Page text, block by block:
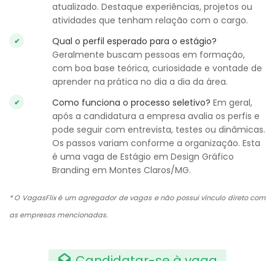
atualizado. Destaque experiências, projetos ou
atividades que tenham relação com o cargo.
Qual o perfil esperado para o estágio?
Geralmente buscam pessoas em formação,
com boa base teórica, curiosidade e vontade de
aprender na prática no dia a dia da área.
Como funciona o processo seletivo? Em geral,
após a candidatura a empresa avalia os perfis e
pode seguir com entrevista, testes ou dinâmicas.
Os passos variam conforme a organização. Esta
é uma vaga de Estágio em Design Gráfico
Branding em Montes Claros/MG.
* O VagasFlix é um agregador de vagas e não possui vínculo direto com
as empresas mencionadas.